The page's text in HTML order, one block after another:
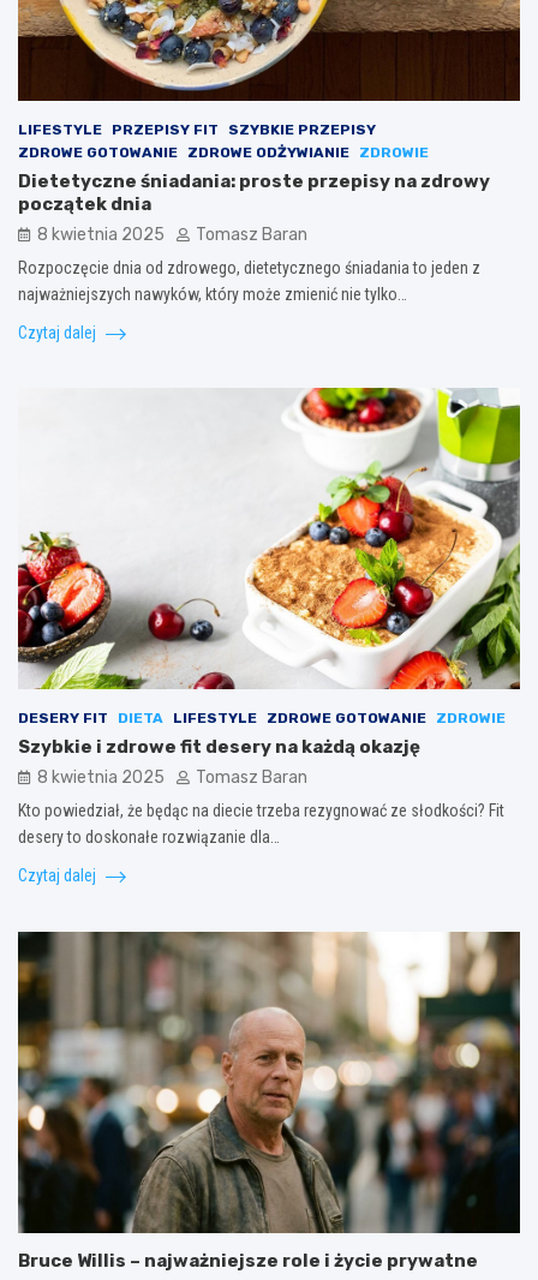
LIFESTYLE PRZEPISY FIT
SZYBKIE PRZEPISY
ZDROWE GOTOWANIE
ZDROWE ODŻYWIANIE ZDROWIE
Dietetyczne śniadania: proste przepisy na zdrowy
początek dnia
8 kwietnia 2025 Tomasz Baran
Rozpoczęcie dnia od zdrowego, dietetycznego śniadania to jeden z
najważniejszych nawyków, który może zmienić nie tylko…
Czytaj dalej
DESERY FIT DIETA LIFESTYLE ZDROWE GOTOWANIE ZDROWIE
Szybkie i zdrowe fit desery na każdą okazję
8 kwietnia 2025 Tomasz Baran
Kto powiedział, że będąc na diecie trzeba rezygnować ze słodkości? Fit
desery to doskonałe rozwiązanie dla…
Czytaj dalej
Bruce Willis – najważniejsze role i życie prywatne